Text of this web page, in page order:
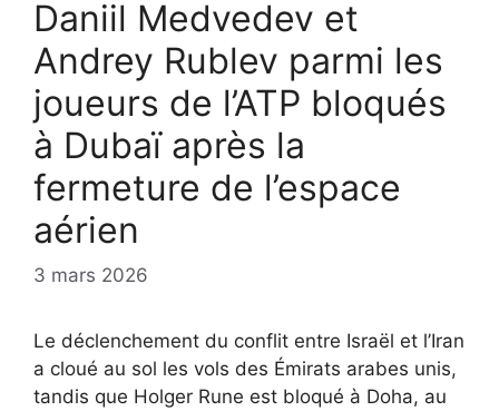
Daniil Medvedev et
Andrey Rublev parmi les
joueurs de l’ATP bloqués
à Dubaï après la
fermeture de l’espace
aérien
3 mars 2026
Le déclenchement du conflit entre Israël et l’Iran
a cloué au sol les vols des Émirats arabes unis,
tandis que Holger Rune est bloqué à Doha, au